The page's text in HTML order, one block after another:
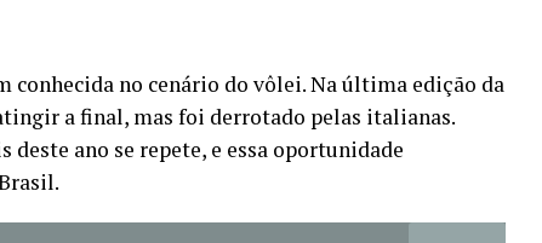
conhecida no cenário do vôlei. Na última edição da
a final, mas foi derrotado pelas italianas.
ano se repete, e essa oportunidade